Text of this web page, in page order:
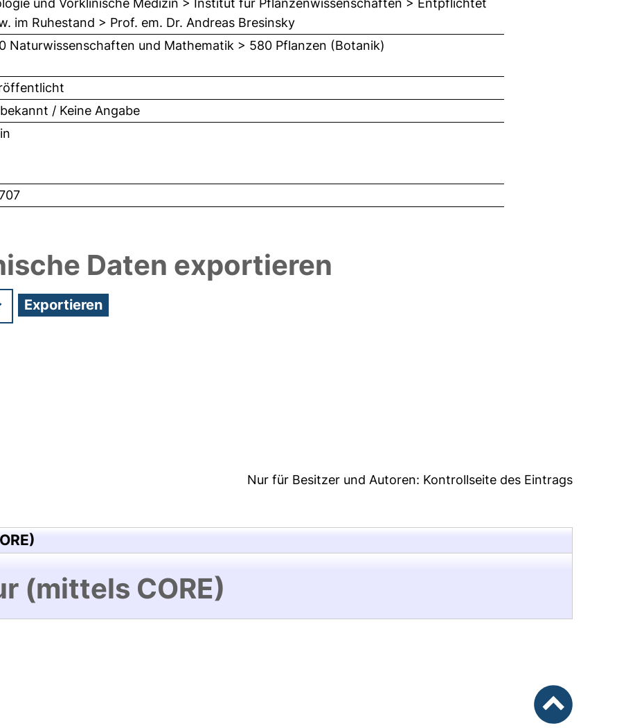
und Vorklinische Medizin > Institut für Pflanzenwissenschaften > Entpflichtet
im Ruhestand > Prof. em. Dr. Andreas Bresinsky
Naturwissenschaften und Mathematik > 580 Pflanzen (Botanik)
/ Keine Angabe
Daten exportieren
Nur für Besitzer und Autoren: Kontrollseite des Eintrags
(mittels CORE)